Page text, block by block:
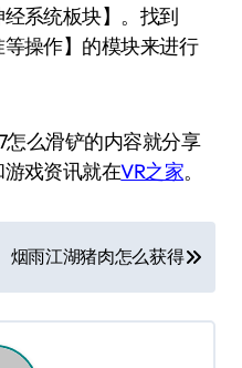
系统板块】。找到
等操作】的模块来进行
么滑铲的内容就分享
戏资讯就在VR之家。
烟雨江湖猪肉怎么获得